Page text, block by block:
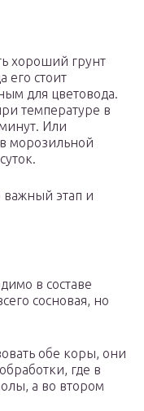
хороший грунт
его стоит
для цветовода.
температуре в
Или
морозильной
этап и
в составе
сосновая, но
обе коры, они
где в
а во втором